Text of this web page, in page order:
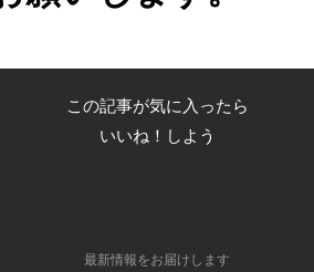
この記事が気に入ったら
いいね！しよう
最新情報をお届けします